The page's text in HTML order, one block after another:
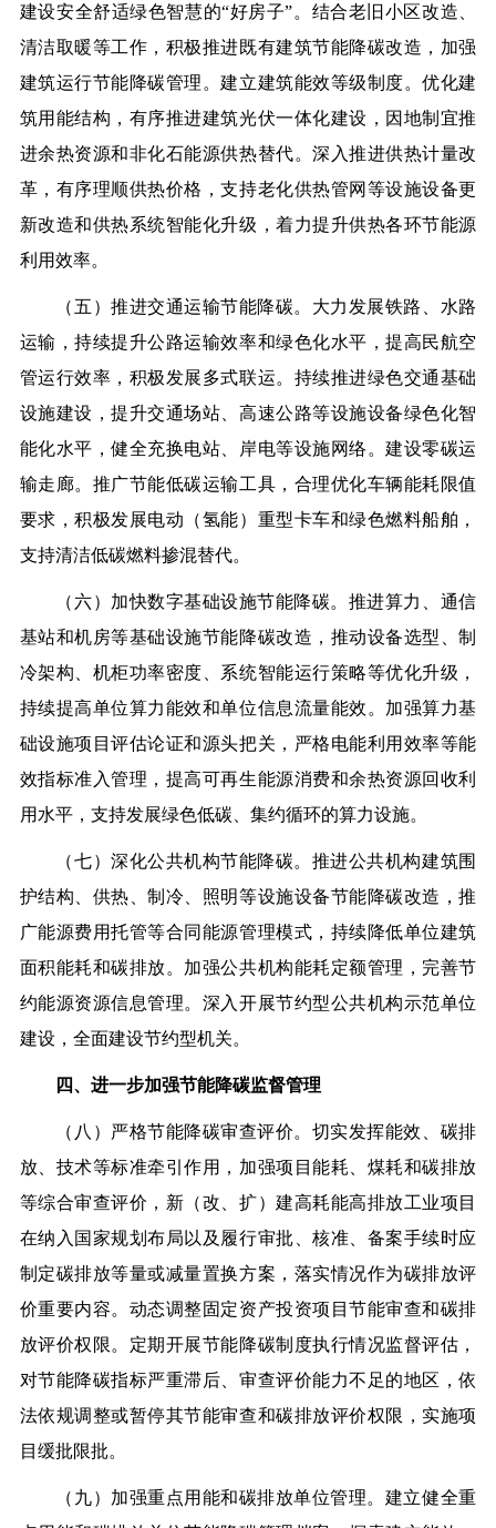
建设安全舒适绿色智慧的“好房子”。结合老旧小区改造、
清洁取暖等工作，积极推进既有建筑节能降碳改造，加强
建筑运行节能降碳管理。建立建筑能效等级制度。优化建
筑用能结构，有序推进建筑光伏一体化建设，因地制宜推
进余热资源和非化石能源供热替代。深入推进供热计量改
革，有序理顺供热价格，支持老化供热管网等设施设备更
新改造和供热系统智能化升级，着力提升供热各环节能源
利用效率。
（五）推进交通运输节能降碳。大力发展铁路、水路
运输，持续提升公路运输效率和绿色化水平，提高民航空
管运行效率，积极发展多式联运。持续推进绿色交通基础
设施建设，提升交通场站、高速公路等设施设备绿色化智
能化水平，健全充换电站、岸电等设施网络。建设零碳运
输走廊。推广节能低碳运输工具，合理优化车辆能耗限值
要求，积极发展电动（氢能）重型卡车和绿色燃料船舶，
支持清洁低碳燃料掺混替代。
（六）加快数字基础设施节能降碳。推进算力、通信
基站和机房等基础设施节能降碳改造，推动设备选型、制
冷架构、机柜功率密度、系统智能运行策略等优化升级，
持续提高单位算力能效和单位信息流量能效。加强算力基
础设施项目评估论证和源头把关，严格电能利用效率等能
效指标准入管理，提高可再生能源消费和余热资源回收利
用水平，支持发展绿色低碳、集约循环的算力设施。
（七）深化公共机构节能降碳。推进公共机构建筑围
护结构、供热、制冷、照明等设施设备节能降碳改造，推
广能源费用托管等合同能源管理模式，持续降低单位建筑
面积能耗和碳排放。加强公共机构能耗定额管理，完善节
约能源资源信息管理。深入开展节约型公共机构示范单位
建设，全面建设节约型机关。
四、进一步加强节能降碳监督管理
（八）严格节能降碳审查评价。切实发挥能效、碳排
放、技术等标准牵引作用，加强项目能耗、煤耗和碳排放
等综合审查评价，新（改、扩）建高耗能高排放工业项目
在纳入国家规划布局以及履行审批、核准、备案手续时应
制定碳排放等量或减量置换方案，落实情况作为碳排放评
价重要内容。动态调整固定资产投资项目节能审查和碳排
放评价权限。定期开展节能降碳制度执行情况监督评估，
对节能降碳指标严重滞后、审查评价能力不足的地区，依
法依规调整或暂停其节能审查和碳排放评价权限，实施项
目缓批限批。
（九）加强重点用能和碳排放单位管理。建立健全重